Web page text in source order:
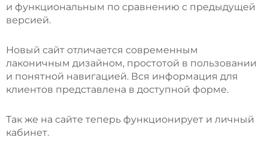
и функциональным по сравнению с предыдущей
версией.
Новый сайт отличается современным
лаконичным дизайном, простотой в пользовании
и понятной навигацией. Вся информация для
клиентов представлена в доступной форме.
Так же на сайте теперь функционирует и личный
кабинет.